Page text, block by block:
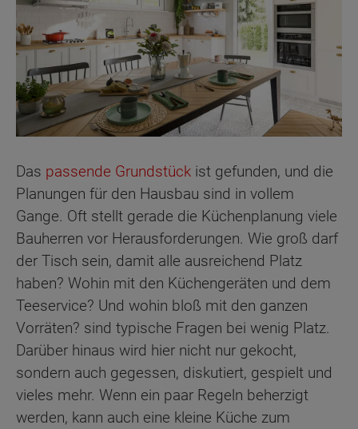
Das passende Grundstück ist gefunden, und die
Planungen für den Hausbau sind in vollem
Gange. Oft stellt gerade die Küchenplanung viele
Bauherren vor Herausforderungen. Wie groß darf
der Tisch sein, damit alle ausreichend Platz
haben? Wohin mit den Küchengeräten und dem
Teeservice? Und wohin bloß mit den ganzen
Vorräten? sind typische Fragen bei wenig Platz.
Darüber hinaus wird hier nicht nur gekocht,
sondern auch gegessen, diskutiert, gespielt und
vieles mehr. Wenn ein paar Regeln beherzigt
werden, kann auch eine kleine Küche zum